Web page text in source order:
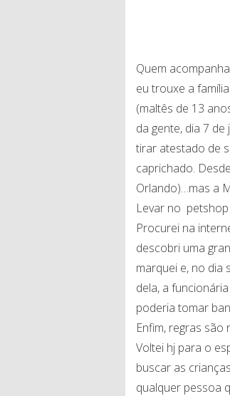
Quem
eu trouxe a
(maltês de 13
da gente, dia 7
tirar atestado de
caprichado.
Orlando)…mas a
Levar no
Procurei na
descobri uma
marquei e, no dia
dela, a
poderia tomar
Enfim, regras são
Voltei hj para o
buscar as
qualquer pessoa